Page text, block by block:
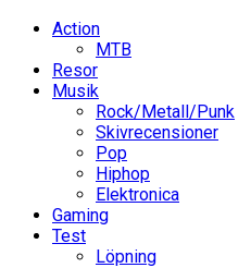
Action
MTB
Resor
Musik
Rock/Metall/Punk
Skivrecensioner
Pop
Hiphop
Elektronica
Gaming
Test
Löpning